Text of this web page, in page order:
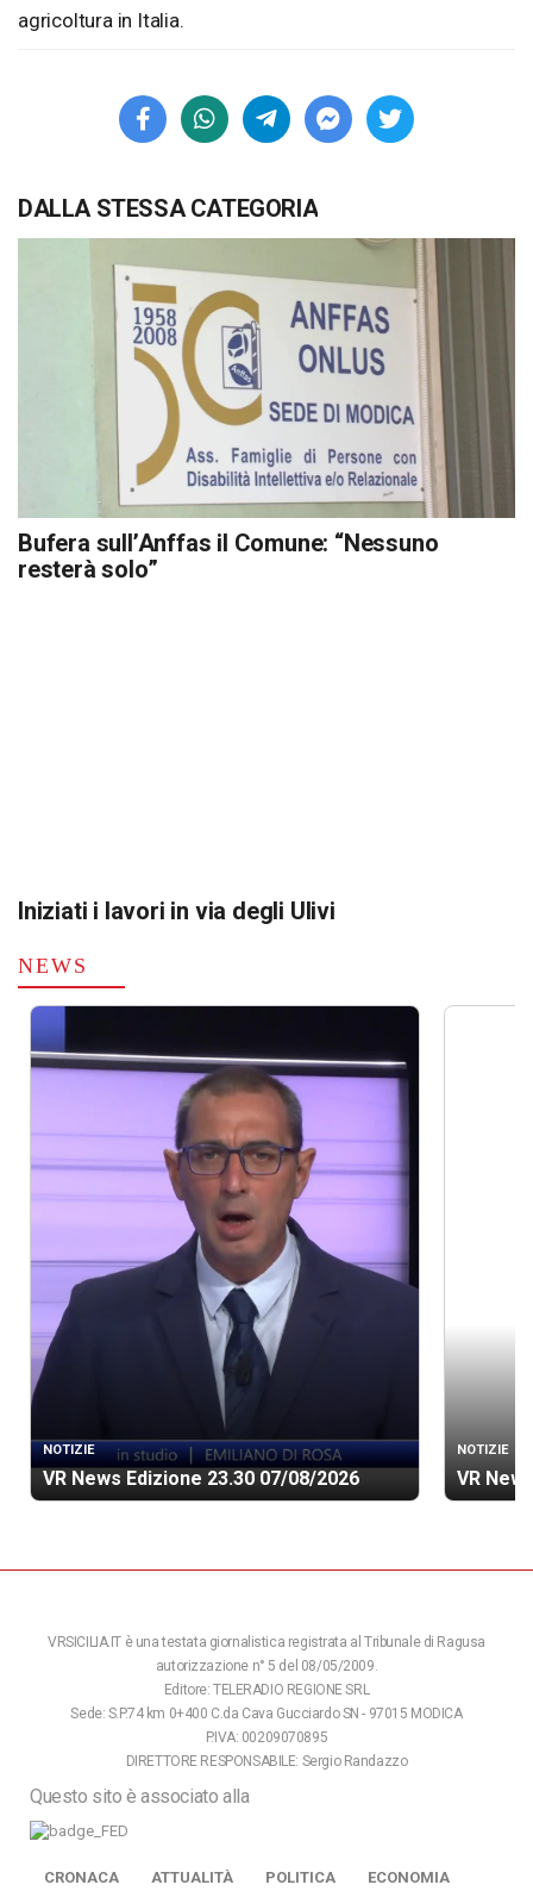
agricoltura in Italia.
DALLA STESSA CATEGORIA
Bufera sull’Anffas il Comune: “Nessuno
resterà solo”
Iniziati i lavori in via degli Ulivi
NEWS
NOTIZIE
VR News Edizione 23.30 07/08/2026
NOTIZIE
VR
VRSICILIA.IT è una testata giornalistica registrata al Tribunale di Ragusa
autorizzazione n° 5 del 08/05/2009.
Editore: TELERADIO REGIONE SRL
Sede: S.P.74 km 0+400 C.da Cava Gucciardo SN - 97015 MODICA
P.IVA: 00209070895
DIRETTORE RESPONSABILE: Sergio Randazzo
Questo sito è associato alla
CRONACA ATTUALITÀ POLITICA ECONOMIA